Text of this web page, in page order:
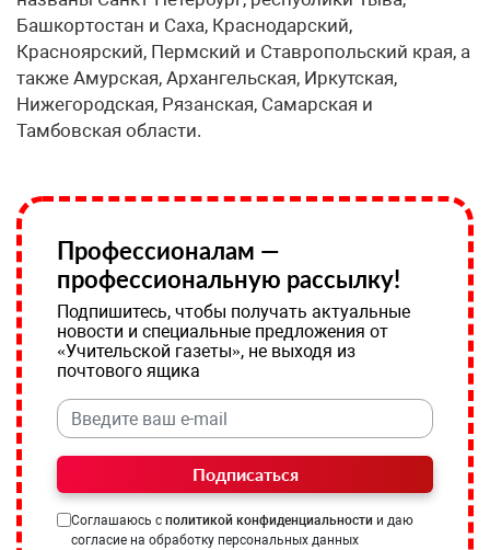
Башкортостан и Саха, Краснодарский,
Красноярский, Пермский и Ставропольский края, а
также Амурская, Архангельская, Иркутская,
Нижегородская, Рязанская, Самарская и
Тамбовская области.
Профессионалам —
профессиональную рассылку!
Подпишитесь, чтобы получать актуальные
новости и специальные предложения от
«Учительской газеты», не выходя из
почтового ящика
Подписаться
Соглашаюсь с политикой конфиденциальности и даю
согласие на обработку персональных данных